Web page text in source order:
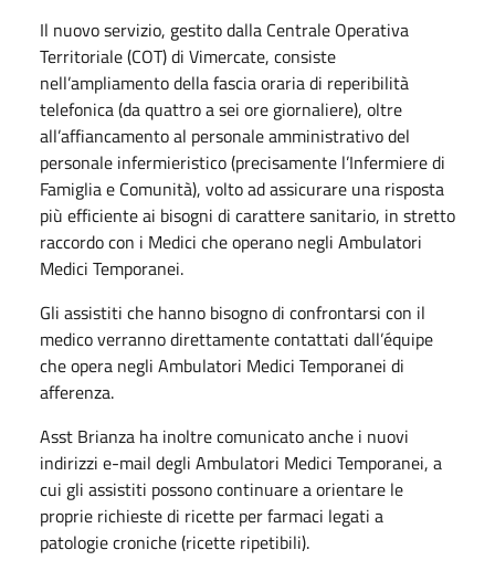
Il nuovo servizio, gestito dalla Centrale Operativa
Territoriale (COT) di Vimercate, consiste
nell’ampliamento della fascia oraria di reperibilità
telefonica (da quattro a sei ore giornaliere), oltre
all’affiancamento al personale amministrativo del
personale infermieristico (precisamente l’Infermiere di
Famiglia e Comunità), volto ad assicurare una risposta
più efficiente ai bisogni di carattere sanitario, in stretto
raccordo con i Medici che operano negli Ambulatori
Medici Temporanei.
Gli assistiti che hanno bisogno di confrontarsi con il
medico verranno direttamente contattati dall’équipe
che opera negli Ambulatori Medici Temporanei di
afferenza.
Asst Brianza ha inoltre comunicato anche i nuovi
indirizzi e-mail degli Ambulatori Medici Temporanei, a
cui gli assistiti possono continuare a orientare le
proprie richieste di ricette per farmaci legati a
patologie croniche (ricette ripetibili).